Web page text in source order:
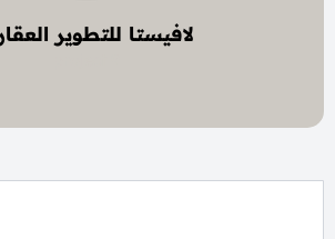
لافيستا للتطوير